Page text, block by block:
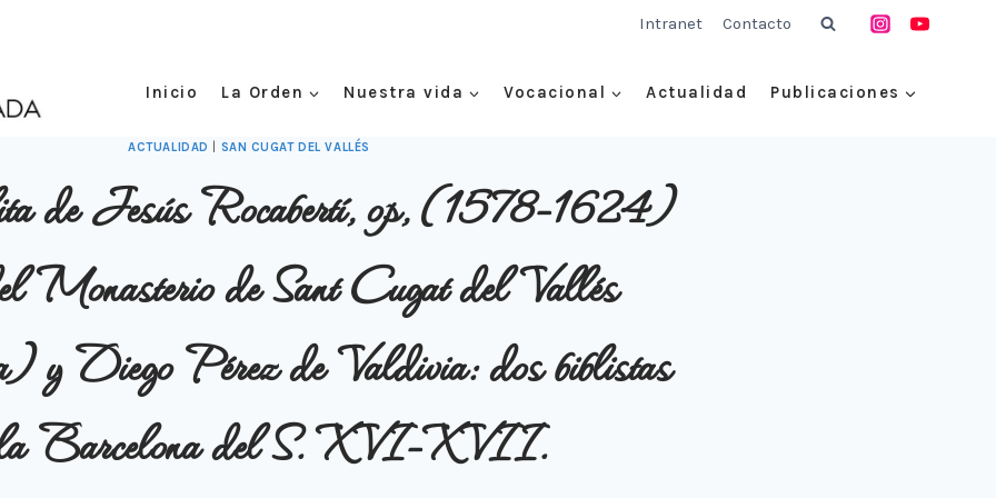
Intranet Contacto
Inicio La Orden Nuestra vida Vocacional Actualidad Publicaciones
ACTUALIDAD SAN CUGAT DEL VALLÉS
de Jesús Rocabertí, op, (1578-1624)
Monasterio de Sant Cugat del Vallés
y Diego Pérez de Valdivia: dos biblistas
Barcelona del S. XVI-XVII.